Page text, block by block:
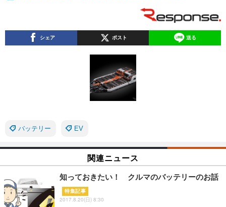
シェア ポスト 送る
バッテリー EV
関連ニュース
知っておきたい！ クルマのバッテリーのお話
特集記事
2017.8.20(日) 8:30